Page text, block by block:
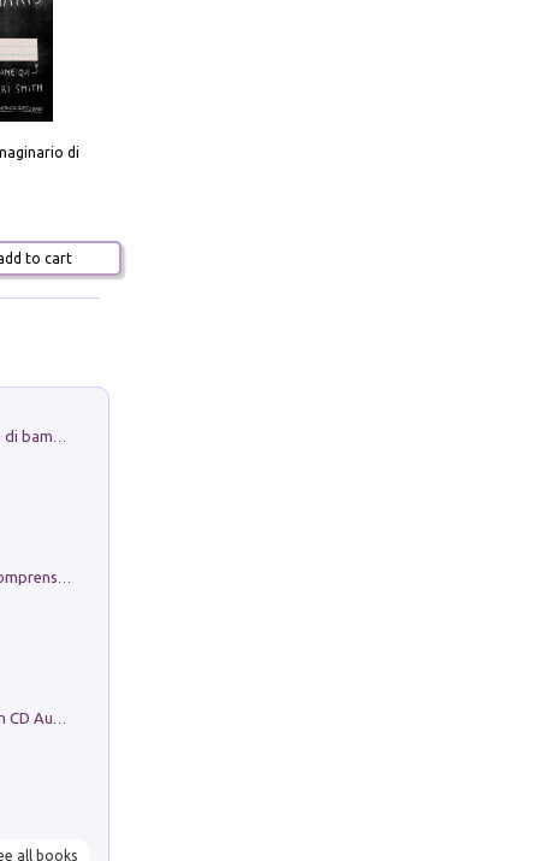
di
to cart
all books